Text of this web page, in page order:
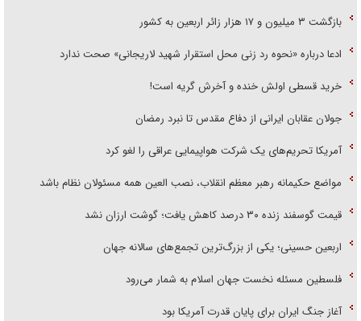
بازگشت ۳ میلیون و ۱۷ هزار زائر اربعین به کشور
ادعا درباره «نحوه رد زنی محل استقرار شهید لاریجانی» صحت ندارد
خرید قسطی اولش خنده و آخرش گریه است!
جولان عقابان ایرانی از دفاع مقدس تا نبرد رمضان
آمریکا تحریم‌های یک شرکت هواپیمایی عراقی را لغو کرد
مواضع حکیمانه رهبر معظم انقلاب، نصب العین همه مسئولان نظام باشد
قیمت گوسفند زنده ۳۰ درصد کاهش یافت؛ گوشت ارزان نشد
اربعین حسینی؛ یکی از بزرگ‌ترین تجمع‌های سالانه جهان
فلسطین مسئله نخست جهان اسلام به شمار می‌رود
آغاز جنگ ایران برای پایان قدرت آمریکا بود